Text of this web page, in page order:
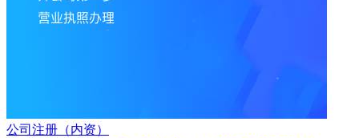
公司注册（内资）